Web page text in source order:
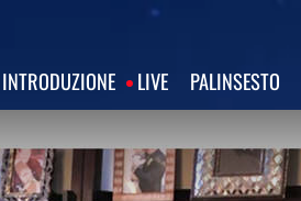
INTRODUZIONE LIVE PALINSESTO